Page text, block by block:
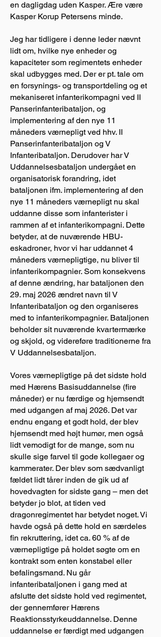
en dagligdag uden Kasper. Ære være
Kasper Korup Petersens minde.
Jeg har tidligere i denne leder nævnt
lidt om, hvilke nye enheder og
kapaciteter som regimentets enheder
skal udbygges med. Der er pt. tale om
en forsynings- og transportdeling og et
mekaniseret infanterikompagni ved II
Panserinfanteribataljon, og
implementering af den nye 11
måneders værnepligt ved hhv. II
Panserinfanteribataljon og V
Infanteribataljon. Derudover har V
Uddannelsesbataljon undergået en
organisatorisk forandring, idet
bataljonen ifm. implementering af den
nye 11 måneders værnepligt nu skal
uddanne disse som infanterister i
rammen af et infanterikompagni. Dette
betyder, at de nuværende HBU-
eskadroner, hvor vi har uddannet 4
måneders værnepligtige, nu bliver til
infanterikompagnier. Som konsekvens
af denne ændring, har bataljonen den
29. maj 2026 ændret navn til V
Infanteribataljon og den organiseres
med to infanterikompagnier. Bataljonen
beholder sit nuværende kvartermærke
og skjold, og videreføre traditionerne fra
V Uddannelsesbataljon.
Vores værnepligtige på det sidste hold
med Hærens Basisuddannelse (fire
måneder) er nu færdige og hjemsendt
med udgangen af maj 2026. Det var
endnu engang et godt hold, der blev
hjemsendt med højt humør, men også
lidt vemodigt for de mange, som nu
skulle sige farvel til gode kollegaer og
kammerater. Der blev som sædvanligt
fældet lidt tårer inden de gik ud af
hovedvagten for sidste gang – men det
betyder jo blot, at tiden ved
dragonregimentet har betydet noget. Vi
havde også på dette hold en særdeles
fin rekruttering, idet ca. 60 % af de
værnepligtige på holdet søgte om en
kontrakt som enten konstabel eller
befalingsmand. Nu går
infanteribataljonen i gang med at
afslutte det sidste hold ved regimentet,
der gennemfører Hærens
Reaktionsstyrkeuddannelse. Denne
uddannelse er færdigt med udgangen